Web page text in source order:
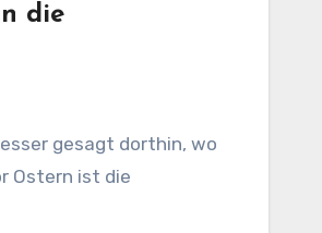
die
gesagt dorthin, wo
Ostern ist die